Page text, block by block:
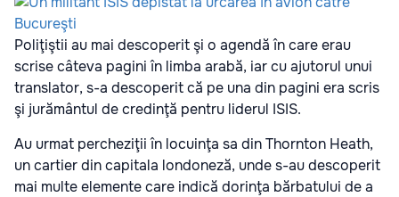
Poliţiştii au mai descoperit şi o agendă în care erau
scrise câteva pagini în limba arabă, iar cu ajutorul unui
translator, s-a descoperit că pe una din pagini era scris
şi jurământul de credinţă pentru liderul ISIS.
Au urmat percheziţii în locuinţa sa din Thornton Heath,
un cartier din capitala londoneză, unde s-au descoperit
mai multe elemente care indică dorinţa bărbatului de a